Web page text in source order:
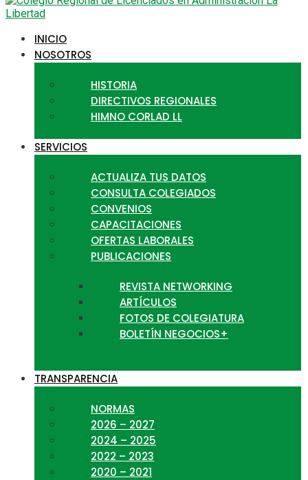
INICIO
NOSOTROS
HISTORIA
DIRECTIVOS REGIONALES
HIMNO CORLAD LL
SERVICIOS
ACTUALIZA TUS DATOS
CONSULTA COLEGIADOS
CONVENIOS
CAPACITACIONES
OFERTAS LABORALES
PUBLICACIONES
REVISTA NETWORKING
ARTÍCULOS
FOTOS DE COLEGIATURA
BOLETÍN NEGOCIOS+
TRANSPARENCIA
NORMAS
2026 – 2027
2024 – 2025
2022 – 2023
2020 – 2021